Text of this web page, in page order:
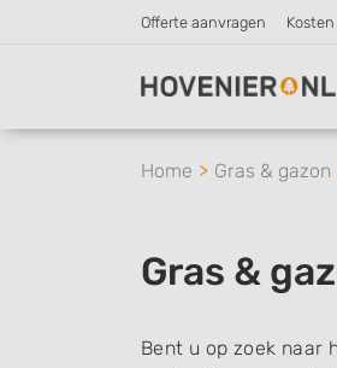
Offerte aanvragen Kosten
Home Gras & gazon
Gras &
Bent u op zoek naar